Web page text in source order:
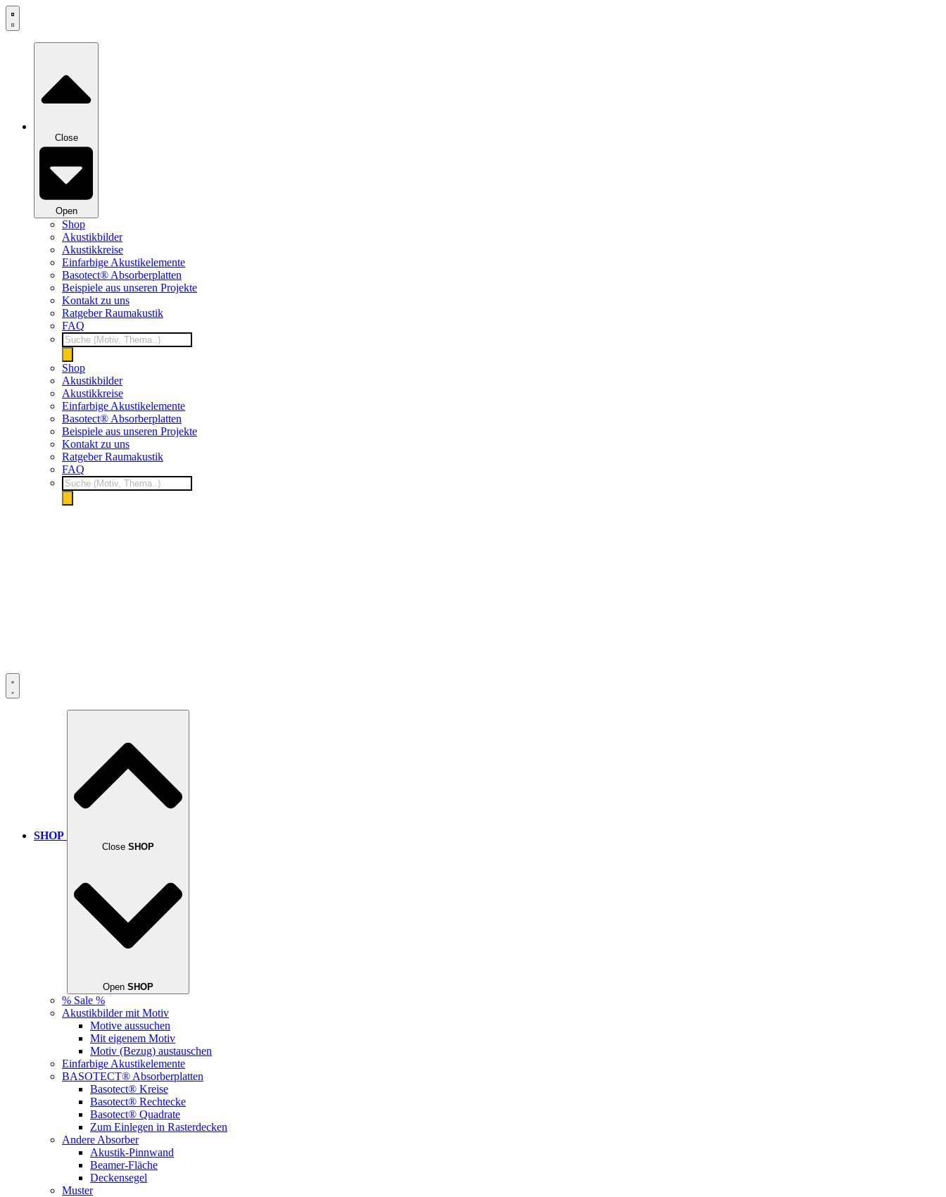
Zum
Inhalt
Close
Open
Shop
Akustikbilder
Akustikkreise
Einfarbige Akustikelemente
Basotect® Absorberplatten
Beispiele aus unseren Projekte
Kontakt zu uns
Ratgeber Raumakustik
FAQ
Products
search
Shop
Akustikbilder
Akustikkreise
Einfarbige Akustikelemente
Basotect® Absorberplatten
Beispiele aus unseren Projekte
Kontakt zu uns
Ratgeber Raumakustik
FAQ
Products
search
SHOP
Close SHOP
Open SHOP
% Sale %
Akustikbilder mit Motiv
Motive aussuchen
Mit eigenem Motiv
Motiv (Bezug) austauschen
Einfarbige Akustikelemente
BASOTECT® Absorberplatten
Basotect® Kreise
Basotect® Rechtecke
Basotect® Quadrate
Zum Einlegen in Rasterdecken
Andere Absorber
Akustik-Pinnwand
Beamer-Fläche
Deckensegel
Muster